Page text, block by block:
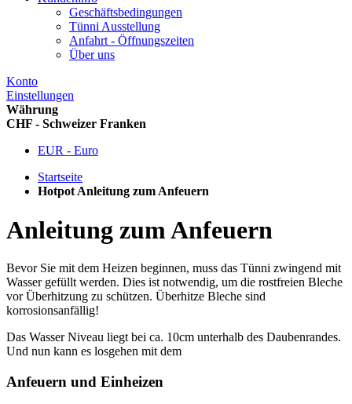
Geschäftsbedingungen
Tünni Ausstellung
Anfahrt - Öffnungszeiten
Über uns
Konto
Einstellungen
Währung
CHF - Schweizer Franken
EUR - Euro
Startseite
Hotpot Anleitung zum Anfeuern
Anleitung zum Anfeuern
Bevor Sie mit dem Heizen beginnen, muss das Tünni zwingend mit
Wasser gefüllt werden. Dies ist notwendig, um die rostfreien Bleche
vor Überhitzung zu schützen. Überhitze Bleche sind
korrosionsanfällig!
Das Wasser Niveau liegt bei ca. 10cm unterhalb des Daubenrandes.
Und nun kann es losgehen mit dem
Anfeuern und Einheizen